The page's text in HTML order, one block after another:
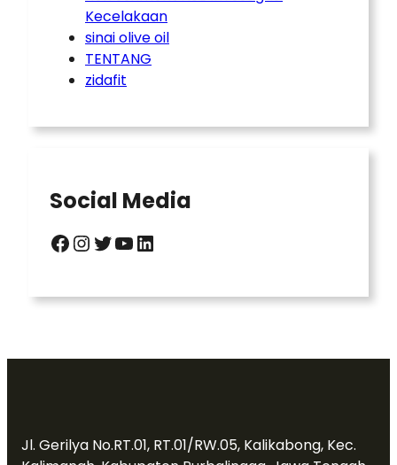
Kecelakaan
sinai olive oil
TENTANG
zidafit
Social Media
Facebook InstagramTwitter YouTube LinkedIn
Jl. Gerilya No.RT.01, RT.01/RW.05, Kalikabong, Kec.